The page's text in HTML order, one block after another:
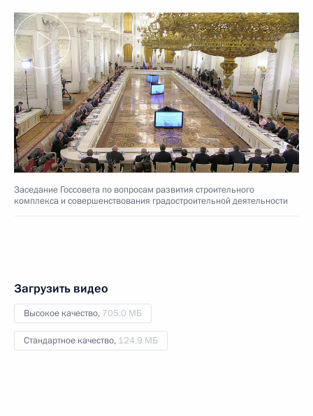
Заседание Госсовета по вопросам развития строительного
комплекса и совершенствования градостроительной деятельности
Загрузить видео
Высокое качество, 705.0 МБ
Стандартное качество, 124.9 МБ